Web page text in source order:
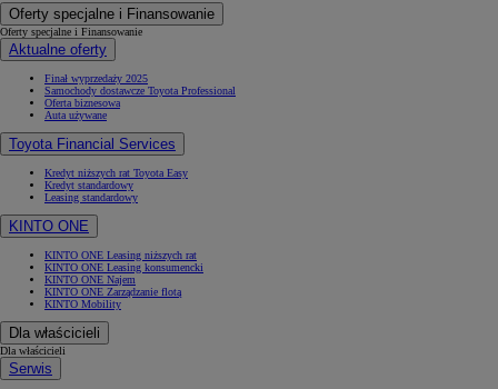
Oferty specjalne i Finansowanie
Oferty specjalne i Finansowanie
Aktualne oferty
Finał wyprzedaży 2025
Samochody dostawcze Toyota Professional
Oferta biznesowa
Auta używane
Toyota Financial Services
Kredyt niższych rat Toyota Easy
Kredyt standardowy
Leasing standardowy
KINTO ONE
KINTO ONE Leasing niższych rat
KINTO ONE Leasing konsumencki
KINTO ONE Najem
KINTO ONE Zarządzanie flotą
KINTO Mobility
Dla właścicieli
Dla właścicieli
Serwis